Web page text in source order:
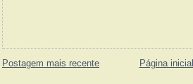
Postagem mais recente Página inicial